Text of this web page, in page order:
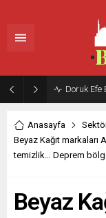
Anasayfa
Beyaz Kağıt
temizlik… Deprem
Beyaz